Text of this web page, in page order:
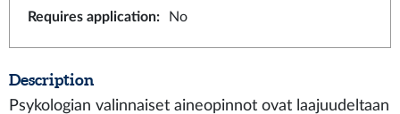
Requires application: No
Description
Psykologian valinnaiset aineopinnot ovat laajuudeltaan